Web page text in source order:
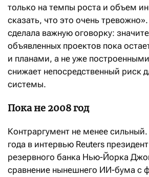
только на темпы роста и объем
сказать, что это очень
сделала важную оговорку:
объявленных проектов пока
и планами, а не уже
снижает непосредственный риск
системы.
Пока не 2008 год
Контраргумент не менее
года в интервью Reuters
резервного банка Нью-Йорка
сравнение нынешнего ИИ-бума с